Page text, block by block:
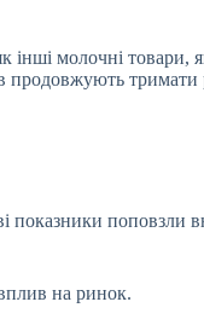
інші молочні товари,
продовжують тримати
показники поповзли
на ринок.